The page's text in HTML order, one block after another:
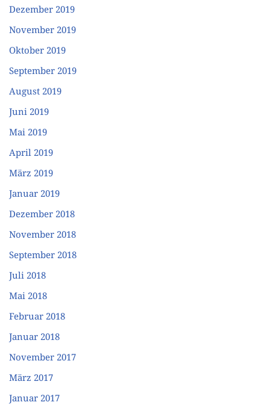
Dezember 2019
November 2019
Oktober 2019
September 2019
August 2019
Juni 2019
Mai 2019
April 2019
März 2019
Januar 2019
Dezember 2018
November 2018
September 2018
Juli 2018
Mai 2018
Februar 2018
Januar 2018
November 2017
März 2017
Januar 2017